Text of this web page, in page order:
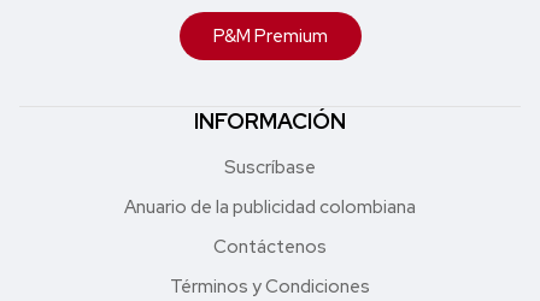
P&M Premium
INFORMACIÓN
Suscríbase
Anuario de la publicidad colombiana
Contáctenos
Términos y Condiciones